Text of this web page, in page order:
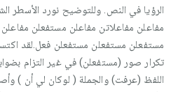
الرؤيا في النص. وللتوضيح نورد الأسطر
مفاعلن مفاعلاتن مفاعلن مستفعلن
مستفعلن مستفعلن مستفعلن فعل.لقد
تكرار صور (مستفعلن) في غير التزام
اللفظ (عرفت) والجملة ( لوكان لي أن )